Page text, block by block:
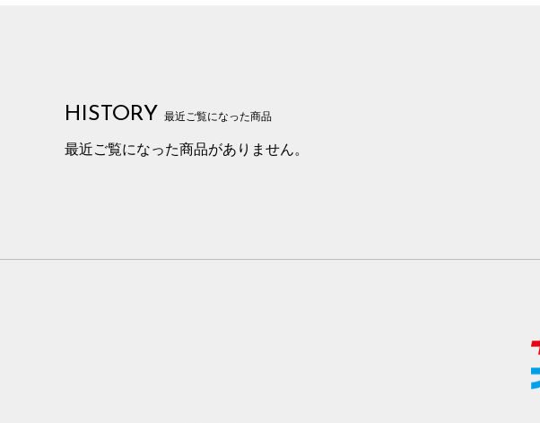
HISTORY 最近ご覧になった商品
最近ご覧になった商品がありません。